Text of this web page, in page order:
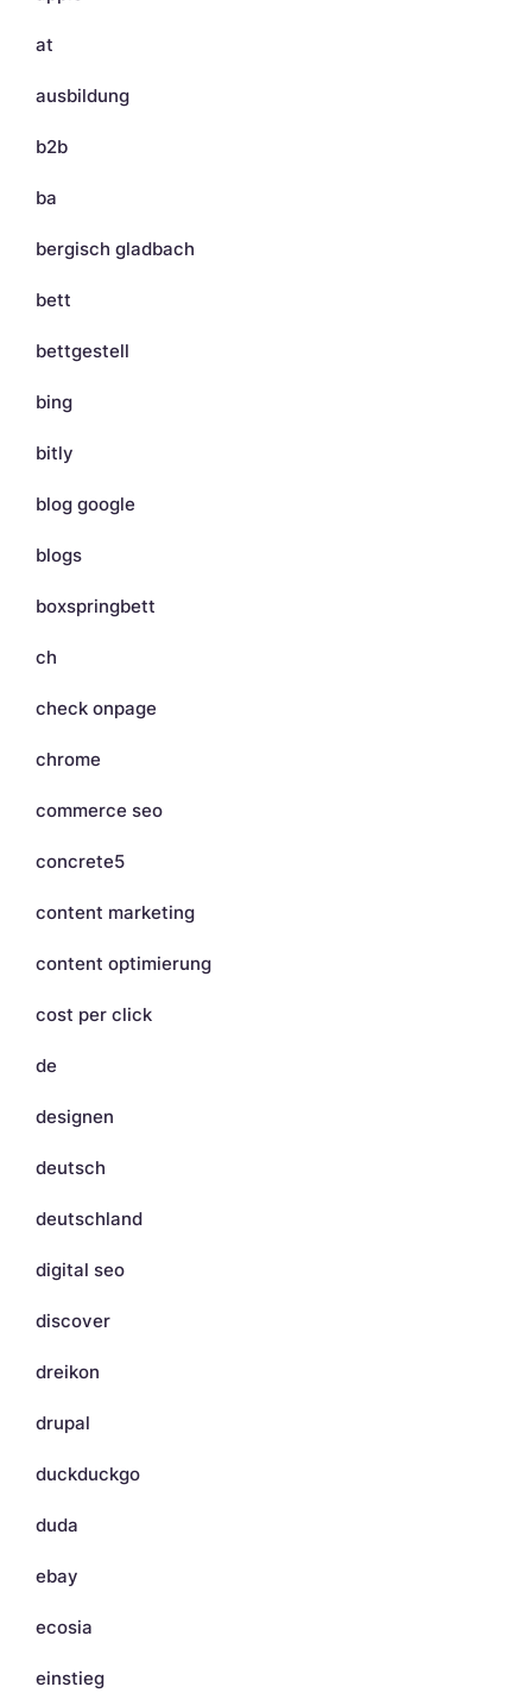
at
ausbildung
b2b
ba
bergisch gladbach
bett
bettgestell
bing
bitly
blog google
blogs
boxspringbett
ch
check onpage
chrome
commerce seo
concrete5
content marketing
content optimierung
cost per click
de
designen
deutsch
deutschland
digital seo
discover
dreikon
drupal
duckduckgo
duda
ebay
ecosia
einstieg